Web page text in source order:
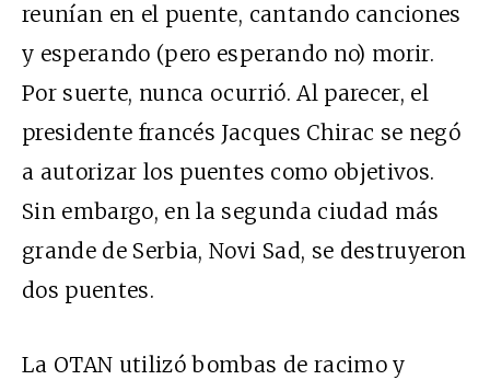
reunían en el puente, cantando canciones
y esperando (pero esperando no) morir.
Por suerte, nunca ocurrió. Al parecer, el
presidente francés Jacques Chirac se negó
a autorizar los puentes como objetivos.
Sin embargo, en la segunda ciudad más
grande de Serbia, Novi Sad, se destruyeron
dos puentes.
La OTAN utilizó bombas de racimo y